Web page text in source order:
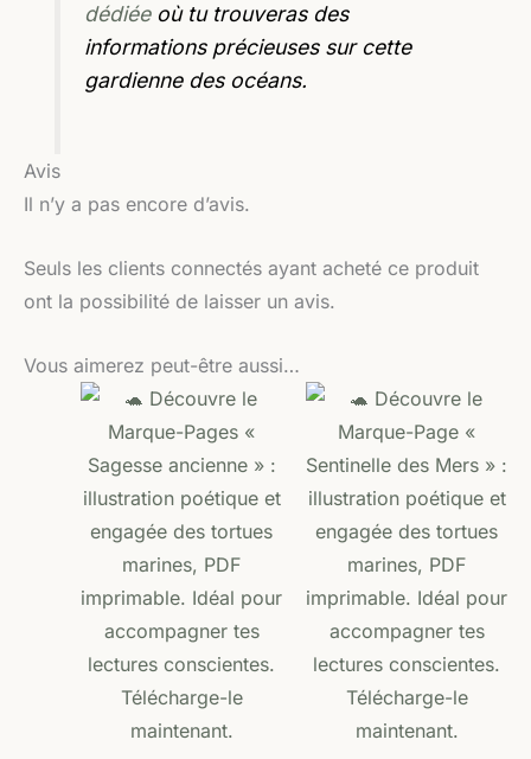
dédiéeoù tu trouveras des
informations précieuses sur cette
gardienne des océans.
Avis
Il n’y a pas encore d’avis.
Seuls les clients connectés ayant acheté ce produit
ont la possibilité de laisser un avis.
Vous aimerez peut-être aussi…